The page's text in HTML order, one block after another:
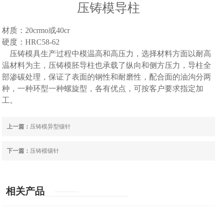
压铸模导柱
材质：20crmo或40cr
硬度：HRC58-62
压铸模具生产过程中模温高和高压力，选择材料方面以耐高
温材料为主，压铸模胚导柱也承载了纵向和侧方压力，导柱全
部渗碳处理，保证了表面的钢性和耐磨性，配合面的油沟分两
种，一种环型一种螺旋型，各有优点，可按客户要求指定加
工。
上一篇： 压铸模异型镶针
下一篇： 压铸模镶针
相关产品